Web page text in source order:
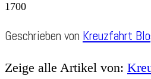
1700
Geschrieben von Kreuzfahrt
Zeige alle Artikel von: